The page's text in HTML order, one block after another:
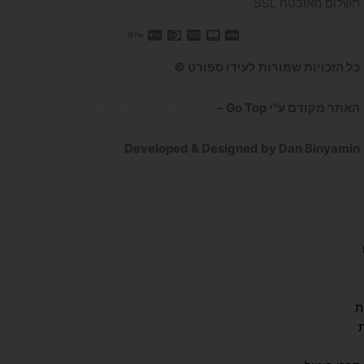
כל הזכויות שמורות לעידו ספורט ©
האתר מקודם ע"י Go Top –
Developed & Designed by Dan Binyamin